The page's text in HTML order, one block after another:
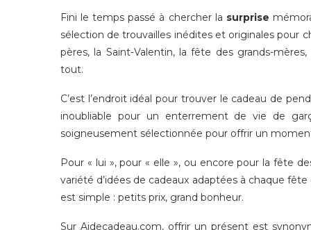
Fini le temps passé à chercher la surprise
sélection de trouvailles inédites et originales pour
pères, la Saint-Valentin, la fête des grands-
tout.
C’est l’endroit idéal pour trouver le cadeau de
inoubliable pour un enterrement de vie de
soigneusement sélectionnée pour offrir un
Pour « lui », pour « elle », ou encore pour la fête
variété d’idées de cadeaux adaptées à chaque
est simple : petits prix, grand bonheur.
Sur Aidecadeau.com, offrir un présent est